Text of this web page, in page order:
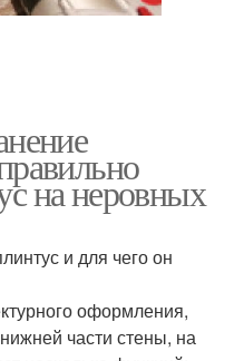
на неровных
и для чего он
оформления,
части стены, на